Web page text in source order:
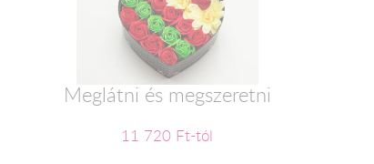
Meglátni és megszeretni
11 720 Ft-tól